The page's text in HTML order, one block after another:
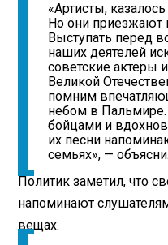
«Артисты,
Но они приезжают
Выступать перед
наших деятелей
советские актеры
Великой
помним
небом в
бойцами и
их песни
семьях», —
Политик заметил, что
напоминают
вещах.